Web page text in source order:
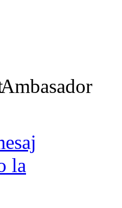
Ambasador